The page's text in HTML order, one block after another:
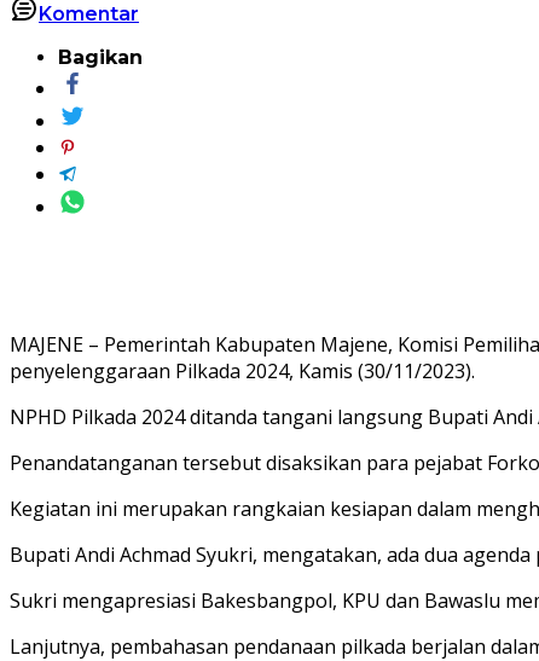
Komentar
Bagikan
MAJENE – Pemerintah Kabupaten Majene, Komisi
penyelenggaraan Pilkada 2024, Kamis (30/11/2023).
NPHD Pilkada 2024 ditanda tangani langsung Bupati
Penandatanganan tersebut disaksikan para pejabat
Kegiatan ini merupakan rangkaian kesiapan dalam
Bupati Andi Achmad Syukri, mengatakan, ada dua
Sukri mengapresiasi Bakesbangpol, KPU dan Bawaslu
Lanjutnya, pembahasan pendanaan pilkada berjalan